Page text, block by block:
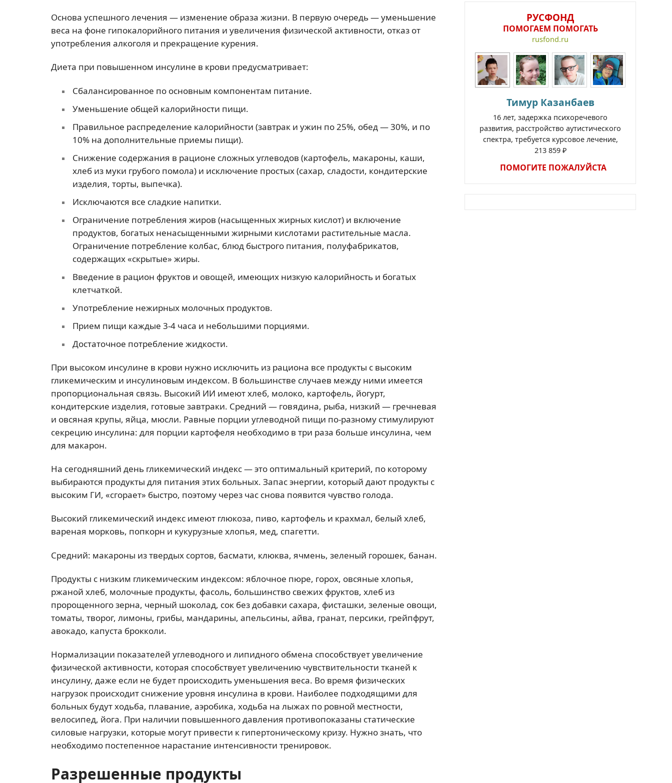
Основа успешного лечения — изменение образа жизни. В первую очередь — уменьшение
веса на фоне гипокалорийного питания и увеличения физической активности, отказ от
употребления алкоголя и прекращение курения.
Диета при повышенном инсулине в крови предусматривает:
Сбалансированное по основным компонентам питание.
Уменьшение общей калорийности пищи.
Правильное распределение калорийности (завтрак и ужин по 25%, обед — 30%, и по
10% на дополнительные приемы пищи).
Снижение содержания в рационе сложных углеводов (картофель, макароны, каши,
хлеб из муки грубого помола) и исключение простых (сахар, сладости, кондитерские
изделия, торты, выпечка).
Исключаются все сладкие напитки.
Ограничение потребления жиров (насыщенных жирных кислот) и включение
продуктов, богатых ненасыщенными жирными кислотами растительные масла.
Ограничение потребление колбас, блюд быстрого питания, полуфабрикатов,
содержащих «скрытые» жиры.
Введение в рацион фруктов и овощей, имеющих низкую калорийность и богатых
клетчаткой.
Употребление нежирных молочных продуктов.
Прием пищи каждые 3-4 часа и небольшими порциями.
Достаточное потребление жидкости.
При высоком инсулине в крови нужно исключить из рациона все продукты с высоким
гликемическим и инсулиновым индексом. В большинстве случаев между ними имеется
пропорциональная связь. Высокий ИИ имеют хлеб, молоко, картофель, йогурт,
кондитерские изделия, готовые завтраки. Средний — говядина, рыба, низкий — гречневая
и овсяная крупы, яйца, мюсли. Равные порции углеводной пищи по-разному стимулируют
секрецию инсулина: для порции картофеля необходимо в три раза больше инсулина, чем
для макарон.
На сегодняшний день гликемический индекс — это оптимальный критерий, по которому
выбираются продукты для питания этих больных. Запас энергии, который дают продукты с
высоким ГИ, «сгорает» быстро, поэтому через час снова появится чувство голода.
Высокий гликемический индекс имеют глюкоза, пиво, картофель и крахмал, белый хлеб,
вареная морковь, попкорн и кукурузные хлопья, мед, спагетти.
Средний: макароны из твердых сортов, басмати, клюква, ячмень, зеленый горошек, банан.
Продукты с низким гликемическим индексом: яблочное пюре, горох, овсяные хлопья,
ржаной хлеб, молочные продукты, фасоль, большинство свежих фруктов, хлеб из
пророщенного зерна, черный шоколад, сок без добавки сахара, фисташки, зеленые овощи,
томаты, творог, лимоны, грибы, мандарины, апельсины, айва, гранат, персики, грейпфрут,
авокадо, капуста брокколи.
Нормализации показателей углеводного и липидного обмена способствует увеличение
физической активности, которая способствует увеличению чувствительности тканей к
инсулину, даже если не будет происходить уменьшения веса. Во время физических
нагрузок происходит снижение уровня инсулина в крови. Наиболее подходящими для
больных будут ходьба, плавание, аэробика, ходьба на лыжах по ровной местности,
велосипед, йога. При наличии повышенного давления противопоказаны статические
силовые нагрузки, которые могут привести к гипертоническому кризу. Нужно знать, что
необходимо постепенное нарастание интенсивности тренировок.
Разрешенные продукты
РУСФОНД
ПОМОГАЕМ ПОМОГАТЬ
rusfond.ru
Тимур Казанбаев
16 лет, задержка психоречевого
развития, расстройство аутистического
спектра, требуется курсовое лечение,
213 859 ₽
ПОМОГИТЕ ПОЖАЛУЙСТА